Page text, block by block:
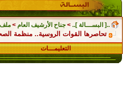
..[ البســـالة ].. > جناح الأرشيف العام > ملف
تحاصرها القوات الروسية.. منظمة
التعليمـــات